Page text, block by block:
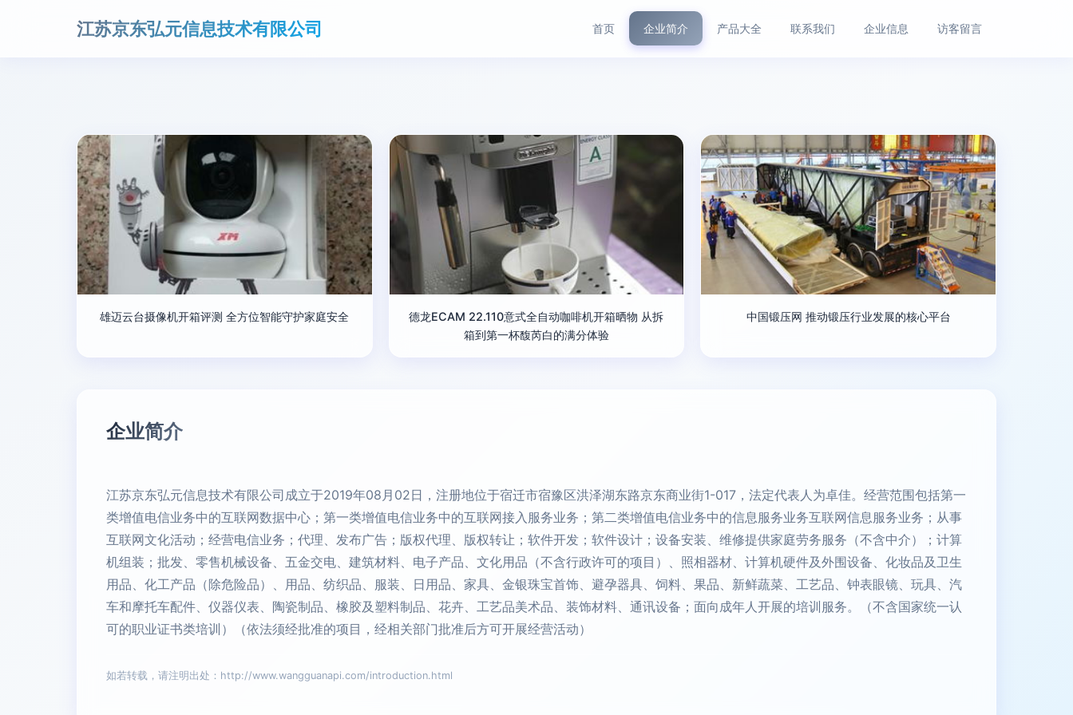
江苏京东弘元信息技术有限公司 首页 企业简介 产品大全 联系我们 企业信息 访客留言
雄迈云台摄像机开箱评测 全方位智能守护家庭安全
德龙ECAM 22.110意式全自动咖啡机开箱晒物 从拆
箱到第一杯馥芮白的满分体验
中国锻压网 推动锻压行业发展的核心平台
企业简介
江苏京东弘元信息技术有限公司成立于2019年08月02日，注册地位于宿迁市宿豫区洪泽湖东路京东商业街1-017，法定代表人为卓佳。经营范围包括第一
类增值电信业务中的互联网数据中心；第一类增值电信业务中的互联网接入服务业务；第二类增值电信业务中的信息服务业务互联网信息服务业务；从事
互联网文化活动；经营电信业务；代理、发布广告；版权代理、版权转让；软件开发；软件设计；设备安装、维修提供家庭劳务服务（不含中介）；计算
机组装；批发、零售机械设备、五金交电、建筑材料、电子产品、文化用品（不含行政许可的项目）、照相器材、计算机硬件及外围设备、化妆品及卫生
用品、化工产品（除危险品）、用品、纺织品、服装、日用品、家具、金银珠宝首饰、避孕器具、饲料、果品、新鲜蔬菜、工艺品、钟表眼镜、玩具、汽
车和摩托车配件、仪器仪表、陶瓷制品、橡胶及塑料制品、花卉、工艺品美术品、装饰材料、通讯设备；面向成年人开展的培训服务。（不含国家统一认
可的职业证书类培训）（依法须经批准的项目，经相关部门批准后方可开展经营活动）
如若转载，请注明出处：http://www.wangguanapi.com/introduction.html